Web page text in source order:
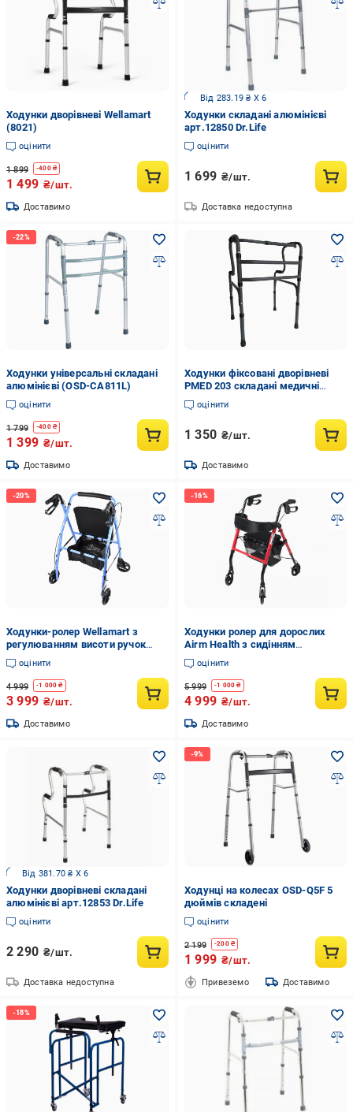
Ходунки дворівневі Wellamart
(8021)
оцінити
1 899 -400₴
1 499 ₴/шт.
Доставимо
Від 283.19 ₴ X 6
Ходунки складані алюмінієві
арт.12850 Dr.Life
оцінити
1 699 ₴/шт.
Доставка недоступна
Ходунки універсальні складані
алюмінієві (OSD-CA811L)
оцінити
1 799 -400₴
1 399 ₴/шт.
Доставимо
Ходунки фіксовані дворівневі
PMED 203 складані медичні
регульовані для інвалідів
дорослих та літніх людей
оцінити
1 350 ₴/шт.
Доставимо
Ходунки-ролер Wellamart з
регулюванням висоти ручок
(8236)
оцінити
4 999 -1 000 ₴
3 999 ₴/шт.
Доставимо
Ходунки ролер для дорослих
Airm Health з сидінням
регульовані (9190)
оцінити
5 999 -1 000 ₴
4 999 ₴/шт.
Доставимо
Від 381.70 ₴ X 6
Ходунки дворівневі складані
алюмінієві арт.12853 Dr.Life
оцінити
2 290 ₴/шт.
Доставка недоступна
Ходунці на колесах OSD-Q5F 5
дюймів складені
оцінити
2 199 -200₴
1 999 ₴/шт.
Привеземо Доставимо